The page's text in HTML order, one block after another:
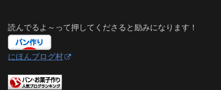
読んでるよ～って押してくださると励みになります！
にほんブログ村